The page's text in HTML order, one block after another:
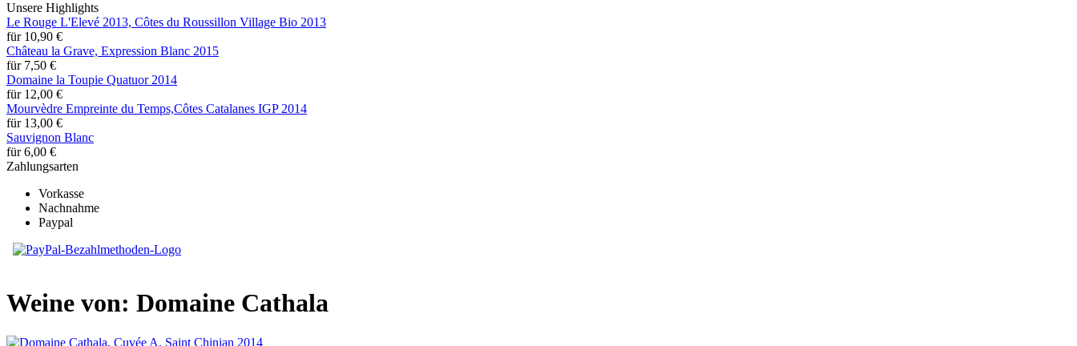
Unsere Highlights
Le Rouge L'Elevé 2013, Côtes du Roussillon Village Bio 2013
für 10,90 €
Château la Grave, Expression Blanc 2015
für 7,50 €
Domaine la Toupie Quatuor 2014
für 12,00 €
Mourvèdre Empreinte du Temps,Côtes Catalanes IGP 2014
für 13,00 €
Sauvignon Blanc
für 6,00 €
Zahlungsarten
Vorkasse
Nachnahme
Paypal
Weine von: Domaine Cathala